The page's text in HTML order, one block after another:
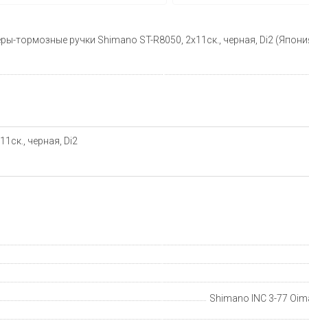
тормозные ручки Shimano ST-R8050, 2х11ск., черная, Di2
черная, Di2
Shimano INC 3-77